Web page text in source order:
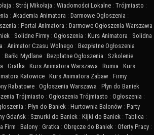
: Strój Mikołaja : Wiadomości Lokalne : Trójmiasto :
: Akademia Animatora : Darmowe Ogłoszenia :
: Portal Animatora : Darmowe Ogłoszenia Warszawa
: Solidne Firmy : Ogłoszenia : Kurs Animatora : Solidna
: Animator Czasu Wolnego : Bezpłatne Ogłoszenia
: Bańki Mydlane : Bezpłatne Ogłoszenia : Szkolenie
: Gratka : Kurs Animatora Warszawa : Rumia : Kurs
Katowice : Kurs Animatora Zabaw : Firmy :
Rabatowe : Ogłoszenia Warszawa : Płyn do Baniek
Trójmiasto : Ogłoszenia Trójmiasto : Ogłoszenia :
: Płyn do Baniek : Hurtownia Balonów : Party
Gdańsk : Sznurki do Baniek : Kijki do Baniek : Tablica :
Firm : Balony : Gratka : Obręcze do Baniek : Oferty Pracy :